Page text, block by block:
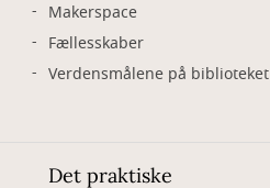
Makerspace
Fællesskaber
Verdensmålene på biblioteket
Det praktiske